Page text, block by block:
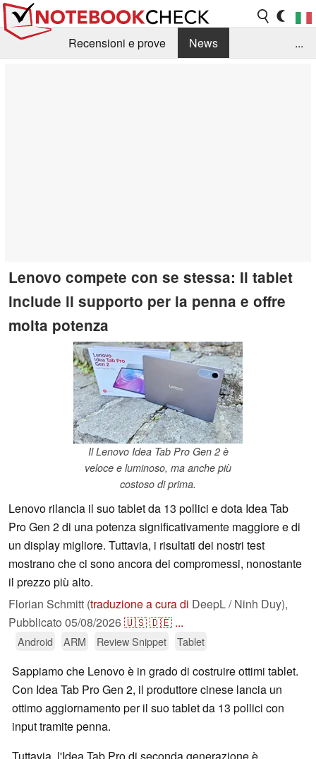
Recensioni e prove
News
...
Lenovo compete con se stessa: Il tablet
include il supporto per la penna e offre
molta potenza
Il Lenovo Idea Tab Pro Gen 2 è
veloce e luminoso, ma anche più
costoso di prima.
Lenovo rilancia il suo tablet da 13 pollici e dota Idea Tab
Pro Gen 2 di una potenza significativamente maggiore e di
un display migliore. Tuttavia, i risultati dei nostri test
mostrano che ci sono ancora dei compromessi, nonostante
il prezzo più alto.
Florian Schmitt (traduzione a cura di DeepL / Ninh Duy),
Pubblicato 05/08/2026🇺🇸🇩🇪 ...
Android ARM Review Snippet Tablet
Sappiamo che Lenovo è in grado di costruire ottimi tablet.
Con Idea Tab Pro Gen 2, il produttore cinese lancia un
ottimo aggiornamento per il suo tablet da 13 pollici con
input tramite penna.